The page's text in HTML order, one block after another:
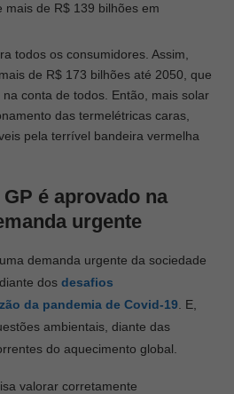
mais de R$ 139 bilhões em
todos os consumidores. Assim,
de R$ 173 bilhões até 2050, que
conta de todos. Então, mais solar
das termelétricas caras,
pela terrível bandeira vermelha
é aprovado na
urgente
demanda urgente da sociedade
dos desafios
da pandemia de Covid-19 . E,
ambientais, diante das
do aquecimento global.
valorar corretamente